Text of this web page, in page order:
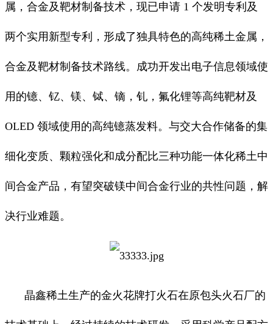
属，合金及靶材制备技术，现已申请 1 个发明专利及
两个实用新型专利，形成了独具特色的高纯稀土金属，
合金及靶材制备技术路线。成功开发出电子信息领域使
用的镱、钇、镁、铽、镝，钆，氟化锂等高纯靶材及
OLED 领域使用的高纯镱蒸发料。与交大合作储备的集
细化变质、颗粒强化和成分配比三种功能一体化稀土中
间合金产品，有望突破镁中间合金行业的共性问题，解
决行业难题。
晶鑫稀土生产的金火花牌打火石在原包头火石厂的